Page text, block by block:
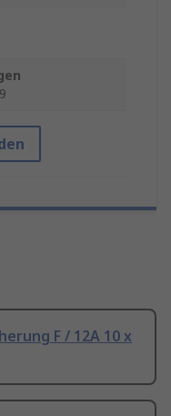
F / 12A 10 x